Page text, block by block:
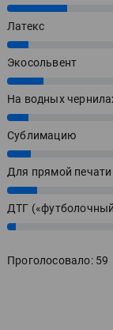
20%
Латекс
7%
Экосольвент
12%
На водных
7%
Сублимацию
8%
Для прямой печати
10%
ДТГ
3%
Проголосовало: 59